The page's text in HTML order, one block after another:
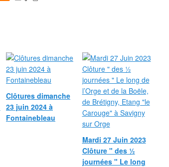
Clôtures dimanche
23 juin 2024 à
Fontainebleau
Mardi 27 Juin 2023
Clôture " des ½
journées " Le long